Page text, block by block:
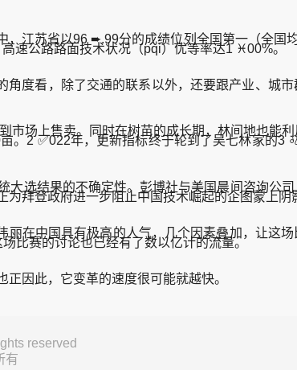
江苏省以96 ➨.99分的成绩位列全国第一（全国
速公路路面技术状况（pqi）优等率达1 ♓00%。
度看，除了交通的联系以外，还要跟产业、城市
场上售卖。同时在树苗的成长期，林间地也能利
2 ✅022年，更新指标终于轮到了吴七林家的3
选结果的不确定性。彭博社与美国晨间咨询公
拜登政府进一步阻止中国技术崛起的企图蒙上阴
在中国具有极高的人气，几个因素叠加，让这
比赛的讨论也已经有了数以亿计的流量。
因此，它变革的速度很可能就越快。
reserved
有